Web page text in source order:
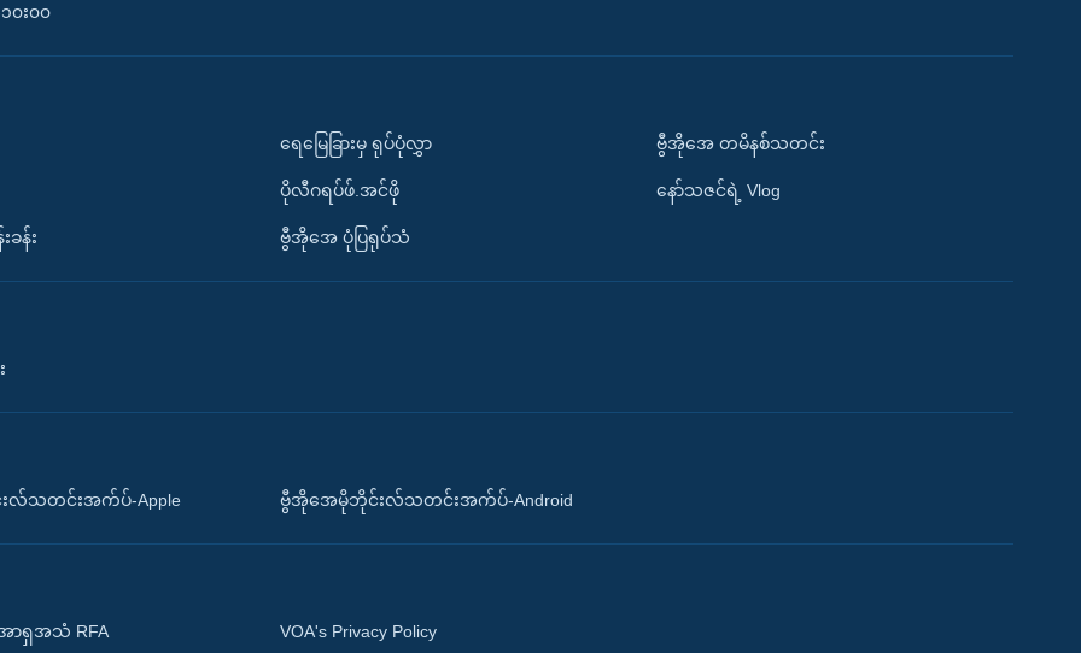
၀း၀၀
ခန်း
ရေမြေခြားမှ ရုပ်ပုံလွှာ
ပိုလီဂရပ်ဖ်.အင်ဖို
ဗွီအိုအေ ပုံပြရုပ်သံ
ဗွီအိုအေ တမိနစ်သတင်း
နော်သဇင်ရဲ့ Vlog
လ်သတင်းအက်ပ်-Apple ဗွီအိုအေမိုဘိုင်းလ်သတင်းအက်ပ်-Android
ရှအသံ RFA VOA's Privacy Policy